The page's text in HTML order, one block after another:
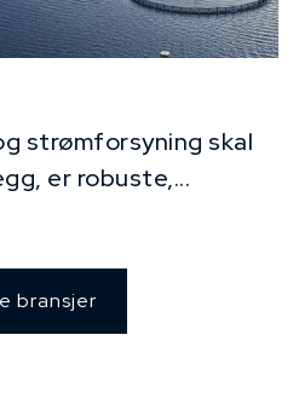
strømforsyning skal
er robuste,...
bransjer